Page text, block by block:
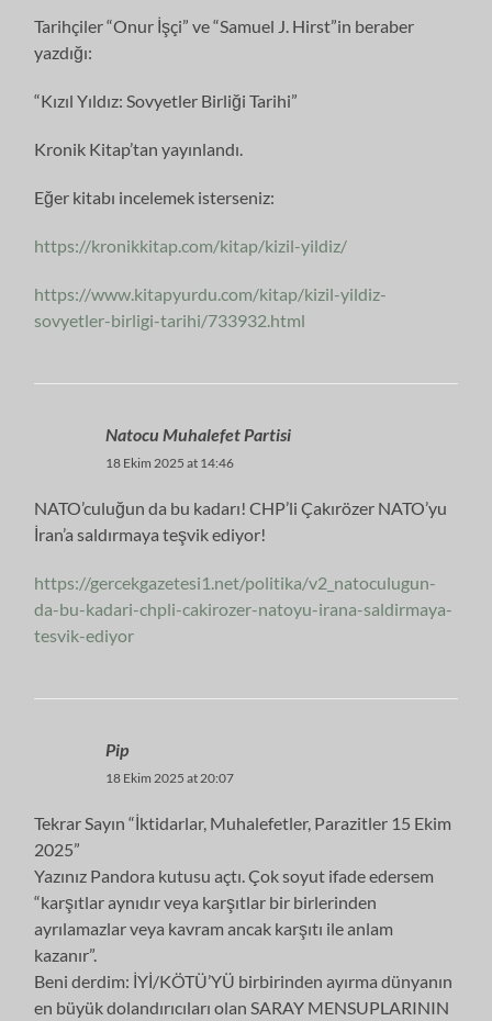
Tarihçiler “Onur İşçi” ve “Samuel J. Hirst”in beraber
yazdığı:
“Kızıl Yıldız: Sovyetler Birliği Tarihi”
Kronik Kitap’tan yayınlandı.
Eğer kitabı incelemek isterseniz:
https://kronikkitap.com/kitap/kizil-yildiz/
https://www.kitapyurdu.com/kitap/kizil-yildiz-
sovyetler-birligi-tarihi/733932.html
Natocu Muhalefet Partisi
18 Ekim 2025 at 14:46
NATO’culuğun da bu kadarı! CHP’li Çakırözer NATO’yu
İran’a saldırmaya teşvik ediyor!
https://gercekgazetesi1.net/politika/v2_natoculugun-
da-bu-kadari-chpli-cakirozer-natoyu-irana-saldirmaya-
tesvik-ediyor
Pip
18 Ekim 2025 at 20:07
Tekrar Sayın “İktidarlar, Muhalefetler, Parazitler 15 Ekim
2025”
Yazınız Pandora kutusu açtı. Çok soyut ifade edersem
“karşıtlar aynıdır veya karşıtlar bir birlerinden
ayrılamazlar veya kavram ancak karşıtı ile anlam
kazanır”.
Beni derdim: İYİ/KÖTÜ’YÜ birbirinden ayırma dünyanın
en büyük dolandırıcıları olan SARAY MENSUPLARININ